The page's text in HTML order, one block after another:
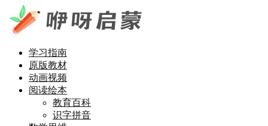
学习指南
原版教材
动画视频
阅读绘本
教育百科
识字拼音